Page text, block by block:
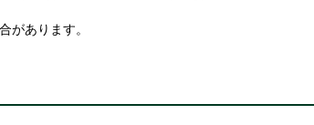
があります。